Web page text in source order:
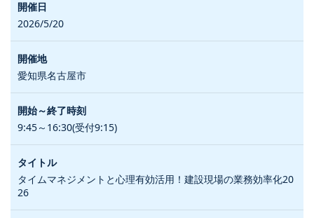
2026/5/20
愛知県名古屋市
9:45～16:30(受付9:15)
タイムマネジメントと心理有効活用！建設現場の業務効率化20
26